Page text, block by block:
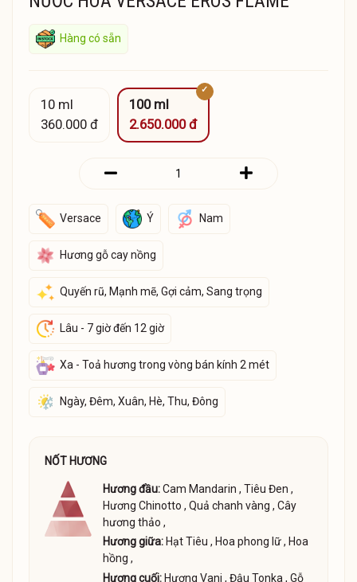
Hàng có sẵn
10 ml
360.000 đ
100 ml
2.650.000 đ
Versace Ý Nam
Hương gỗ cay nồng
Quyến rũ, Mạnh mẽ, Gợi cảm, Sang trọng
Lâu - 7 giờ đến 12 giờ
Xa - Toả hương trong vòng bán kính 2 mét
Ngày, Đêm, Xuân, Hè, Thu, Đông
NỐT HƯƠNG
Hương đầu:Cam Mandarin ,Tiêu Đen ,
Hương Chinotto ,Quả chanh vàng ,Cây
hương thảo ,
Hương giữa: Hạt Tiêu , Hoa phong lữ, Hoa
hồng ,
Hương cuối: Hương Vani ,Đậu Tonka ,Gỗ